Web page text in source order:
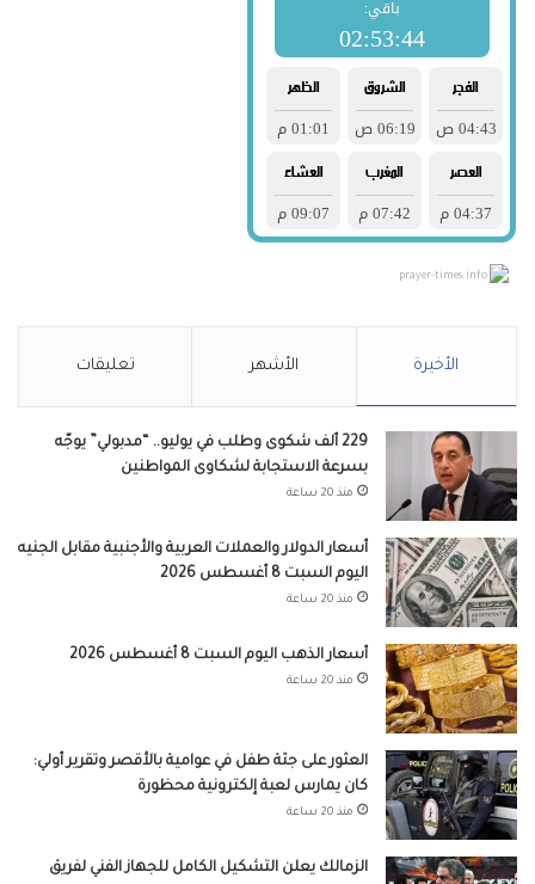
prayer-times.info
الأخيرة الأشهر تعليقات
229 ألف شكوى وطلب في يوليو.. “مدبولي” يوجّه
بسرعة الاستجابة لشكاوى المواطنين
منذ 20 ساعة
أسعار الدولار والعملات العربية والأجنبية مقابل الجنيه
اليوم السبت 8 أغسطس 2026
منذ 20 ساعة
أسعار الذهب اليوم السبت 8 أغسطس 2026
منذ 20 ساعة
العثور على جثة طفل في عوامية بالأقصر وتقرير أولي:
كان يمارس لعبة إلكترونية محظورة
منذ 20 ساعة
الزمالك يعلن التشكيل الكامل للجهاز الفني لفريق